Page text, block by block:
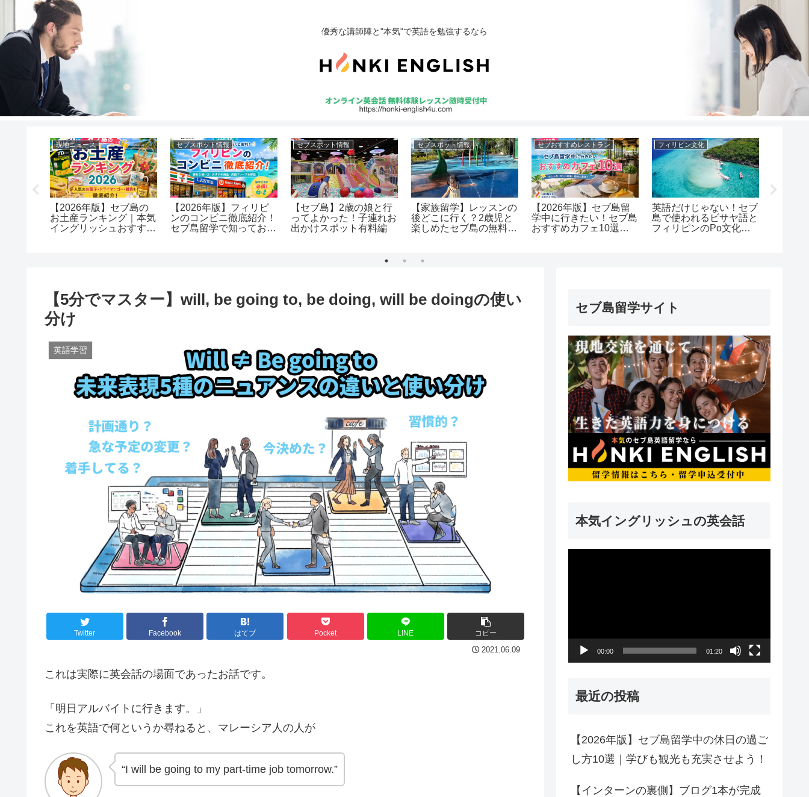
優秀な講師陣と"本気"で英語を勉強するなら
現地ニュース
【2026年版】セブ島の
お土産ランキング｜本気
イングリッシュおすすめ
セブスポット情報
【2026年版】フィリピ
ンのコンビニ徹底紹介！
セブ島留学で知っておく
セブスポット情報
【セブ島】2歳の娘と行
ってよかった！子連れお
出かけスポット有料編
セブスポット情報
【家族留学】レッスンの
後どこに行く？2歳児と
楽しめたセブ島の無料お
セブおすすめレストラン
【2026年版】セブ島留
学中に行きたい！セブ島
おすすめカフェ10選｜
フィリピン文化
英語だけじゃない！セブ
島で使われるビサヤ語と
フィリピンのPo文化を
【5分でマスター】will, be going to, be doing, will be doingの使い
分け
英語学習
Twitter Facebook はてブ Pocket LINE コピー
2021.06.09
これは実際に英会話の場面であったお話です。
「明日アルバイトに行きます。」
これを英語で何というか尋ねると、マレーシア人の人が
“I will be going to my part-time job tomorrow.”
セブ島留学サイト
本気イングリッシュの英会話
00:00 01:20
最近の投稿
【2026年版】セブ島留学中の休日の過ご
し方10選｜学びも観光も充実させよう！
【インターンの裏側】ブログ1本が完成